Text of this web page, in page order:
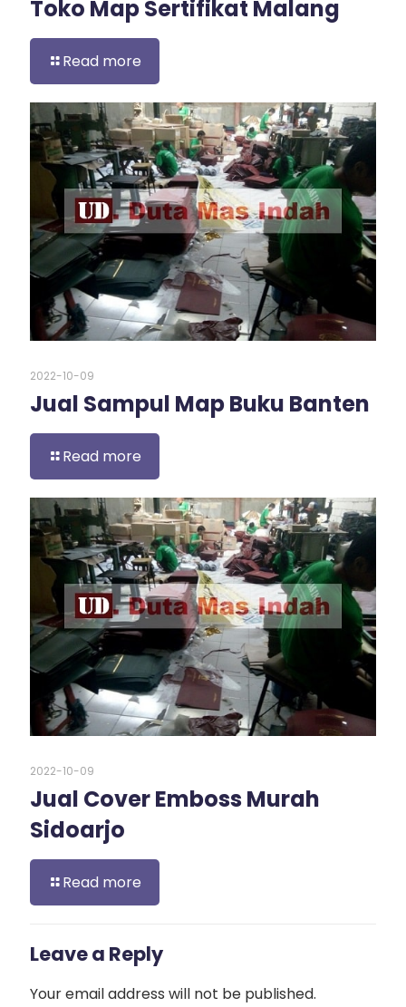
Toko Map Sertifikat Malang
Read more
2022-10-09
Jual Sampul Map Buku Banten
Read more
2022-10-09
Jual Cover Emboss Murah
Sidoarjo
Read more
Leave a Reply
Your email address will not be published.